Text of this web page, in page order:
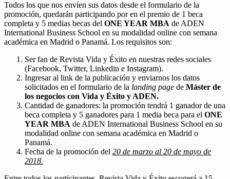
Todos los que nos envíen sus datos desde el formulario de la
promoción, quedarán participando por en el premio de 1 beca
completa y 5 medias becas del ONE YEAR MBA de ADEN
International Business School en su modalidad online con semana
académica en Madrid o Panamá. Los requisitos son:
Ser fan de Revista Vida y Éxito en nuestras redes sociales
(Facebook, Twitter, Linkedin e Instagram).
Ingresar al link de la publicación y enviarnos los datos
solicitados en el formulario de la landing page de Máster de
los negocios con Vida y Éxito y ADEN.
Cantidad de ganadores: la promoción tendrá 1 ganador de una
beca completa y 5 ganadores para 1 media beca para el ONE
YEAR MBA de ADEN International Business School en su
modalidad online con semana académica en Madrid o
Panamá.
Fecha de la promoción del 20 de marzo al 20 de mayo de
2018.